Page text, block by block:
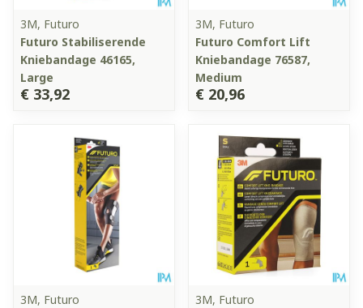
3M, Futuro
Futuro Stabiliserende
Kniebandage 46165,
Large
€ 33,92
3M, Futuro
Futuro Comfort Lift
Kniebandage 76587,
Medium
€ 20,96
3M, Futuro
3M, Futuro